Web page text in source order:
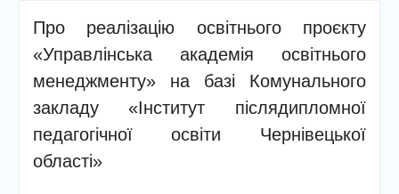
Про реалізацію освітнього проєкту
«Управлінська академія освітнього
менеджменту» на базі Комунального
закладу «Інститут післядипломної
педагогічної освіти Чернівецької
області»